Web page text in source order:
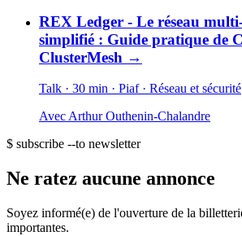
REX Ledger - Le réseau
simplifié : Guide pratique de
ClusterMesh →
Talk · 30 min · Piaf · Réseau et sécurité
AvecArthur Outhenin-Chalandre
$ subscribe --to newsletter
Ne ratez aucune annonce
Soyez informé(e) de l'ouverture de la
importantes.